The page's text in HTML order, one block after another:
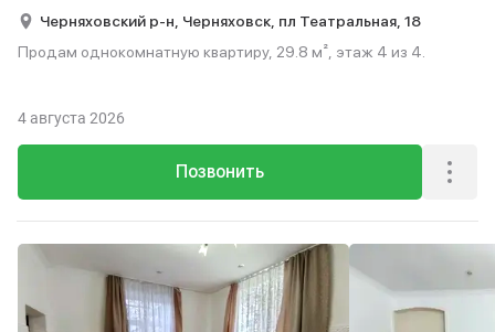
Черняховский р-н, Черняховск, пл Театральная, 18
Продам однокомнатную квартиру, 29.8 м², этаж 4 из 4.
Позвонить
4 августа 2026